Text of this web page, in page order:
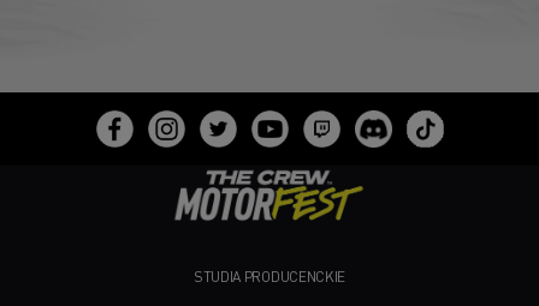
STUDIA PRODUCENCKIE